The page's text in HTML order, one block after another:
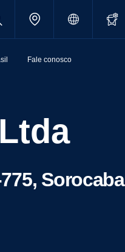
Fale conosco
Sorocaba